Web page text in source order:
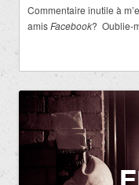
Commentaire inutile à
amisFacebook? Oublie-